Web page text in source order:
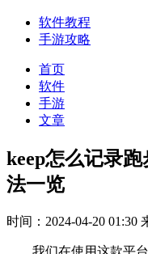
软件教程
手游攻略
首页
软件
手游
文章
keep怎么记录
法一览
时间：2024-04-20 01:30
我们在使用这款平台